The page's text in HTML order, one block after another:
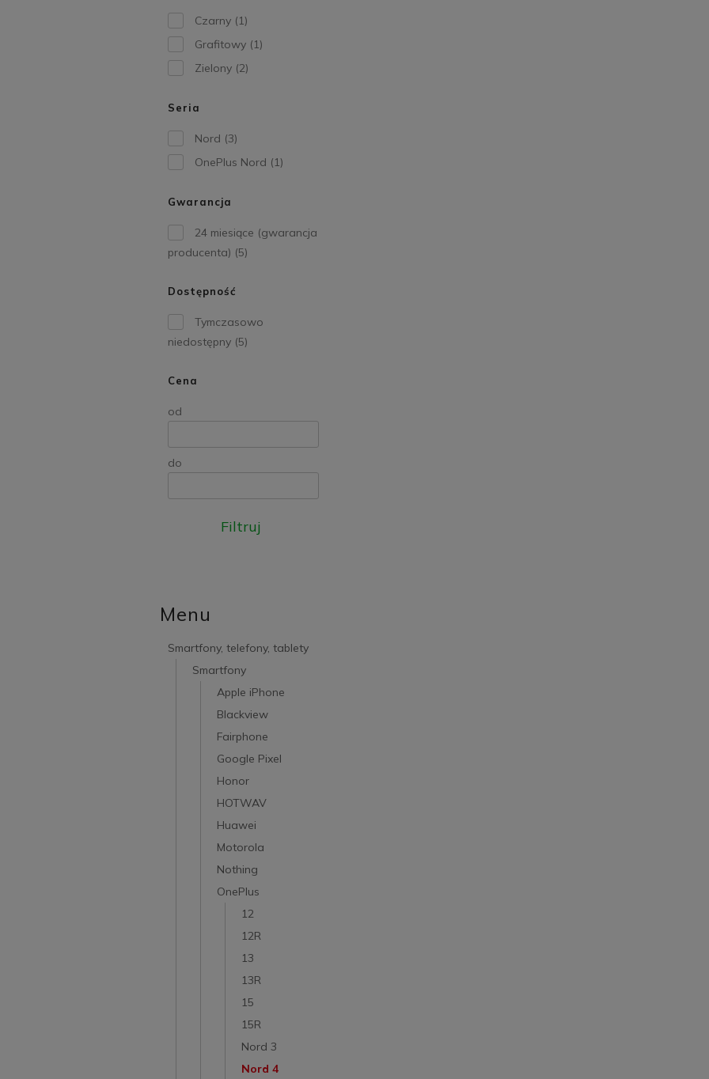
Czarny (1)
Grafitowy (1)
Zielony (2)
Seria
Nord (3)
OnePlus Nord (1)
Gwarancja
24 miesiące (gwarancja
producenta) (5)
Dostępność
Tymczasowo
niedostępny (5)
Cena
od
do
Filtruj
Menu
Smartfony, telefony, tablety
Smartfony
Apple iPhone
Blackview
Fairphone
Google Pixel
Honor
HOTWAV
Huawei
Motorola
Nothing
OnePlus
12
12R
13
13R
15
15R
Nord 3
Nord 4